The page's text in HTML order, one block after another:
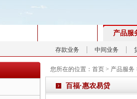
产品服
存款业务 中间业务
您所在的位置： 首页 > 产品服务
百福·惠农易贷